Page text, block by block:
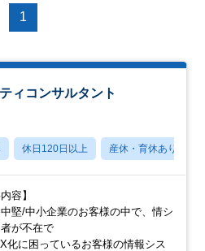
1
ィコンサルタント
休日120日以上 産休・育休あり
容】
堅/中小企業のお客様の中で、情シ
が不在で
化に困っているお客様の情報シス